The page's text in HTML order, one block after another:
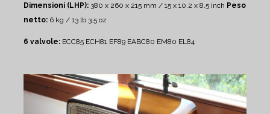
Dimensioni (LHP): 380 x 260 x 215 mm / 15 x 10.2 x 8.5 inch Peso
netto: 6 kg / 13 lb 3.5 oz
6 valvole: ECC85 ECH81 EF89 EABC80 EM80 EL84